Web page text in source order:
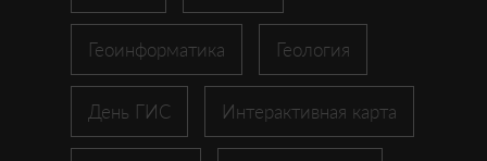
Геоинформатика Геология
День ГИС Интерактивная карта